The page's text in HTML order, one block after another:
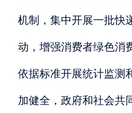
机制，集中开展一批快
动，增强消费者绿色消
依据标准开展统计监测
加健全，政府和社会共